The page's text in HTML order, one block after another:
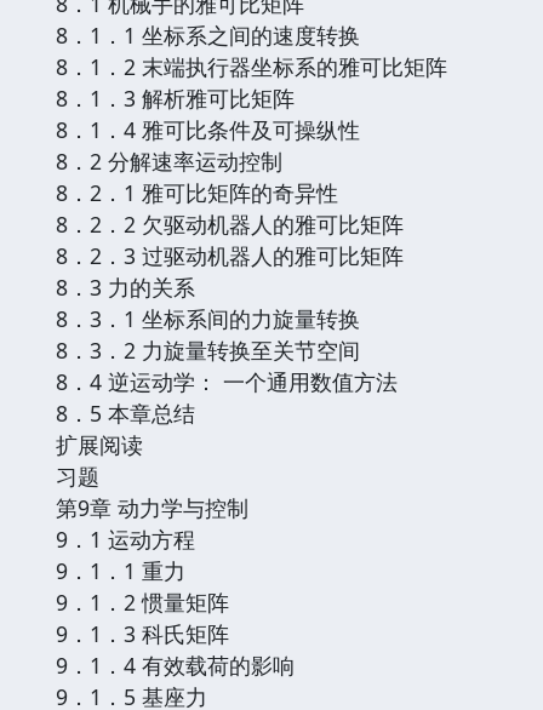
8．1．1 坐标系之间的速度转换
8．1．2 末端执行器坐标系的雅可比矩阵
8．1．3 解析雅可比矩阵
8．1．4 雅可比条件及可操纵性
8．2 分解速率运动控制
8．2．1 雅可比矩阵的奇异性
8．2．2 欠驱动机器人的雅可比矩阵
8．2．3 过驱动机器人的雅可比矩阵
8．3 力的关系
8．3．1 坐标系间的力旋量转换
8．3．2 力旋量转换至关节空间
8．4 逆运动学： 一个通用数值方法
8．5 本章总结
扩展阅读
习题
第9章 动力学与控制
9．1 运动方程
9．1．1 重力
9．1．2 惯量矩阵
9．1．3 科氏矩阵
9．1．4 有效载荷的影响
9．1．5 基座力